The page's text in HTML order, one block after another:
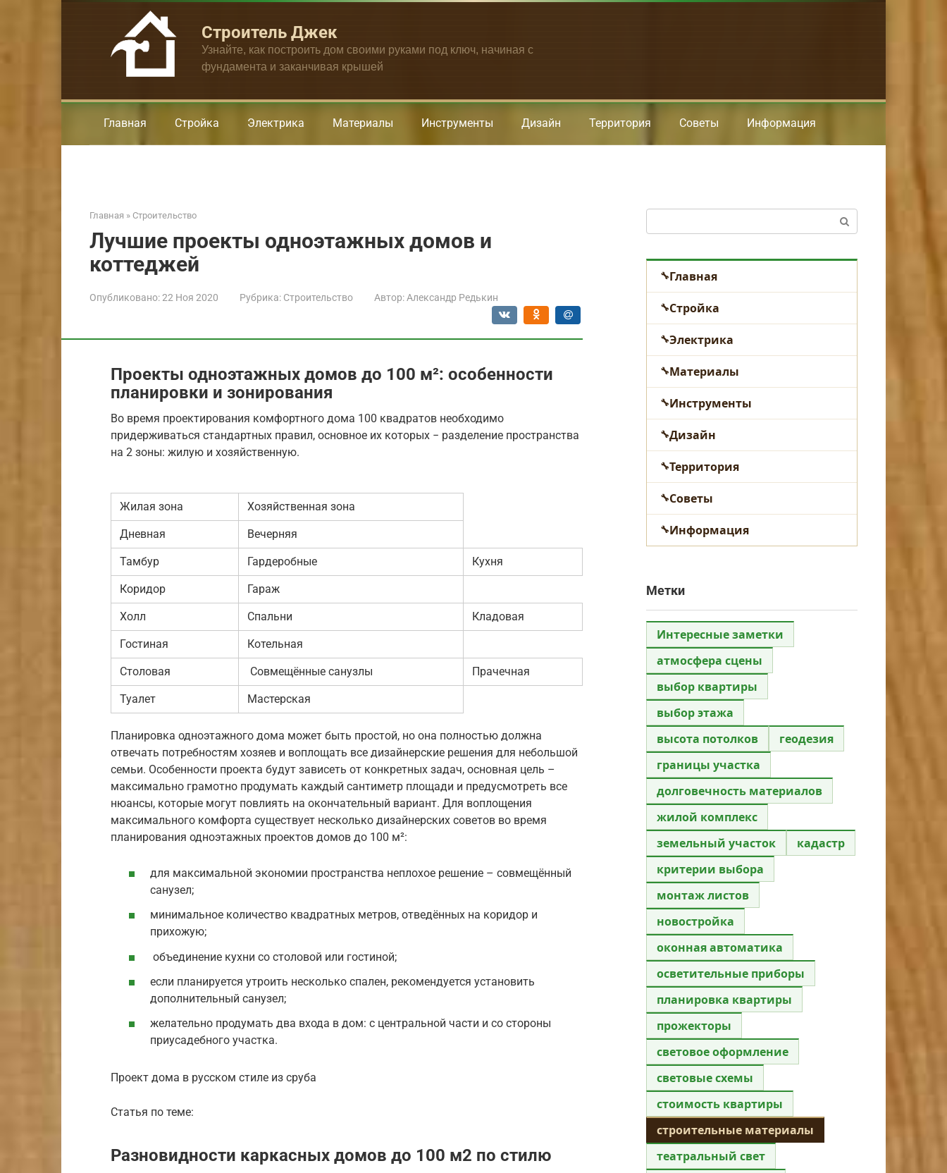
Строитель Джек
Узнайте, как построить дом своими руками под ключ, начиная с
фундамента и заканчивая крышей
Главная Стройка Электрика Материалы Инструменты Дизайн Территория Советы Информация
Главная » Строительство
Лучшие проекты одноэтажных домов и
коттеджей
Опубликовано:22 Ноя 2020 Рубрика: Строительство Автор: Александр Редькин
Проекты одноэтажных домов до 100 м²: особенности
планировки и зонирования
Во время проектирования комфортного дома 100 квадратов необходимо
придерживаться стандартных правил, основное их которых − разделение пространства
на 2 зоны: жилую и хозяйственную.
Жилая зона Хозяйственная зона
Дневная Вечерняя
Тамбур Гардеробные Кухня
Коридор Гараж
Холл Спальни Кладовая
Гостиная Котельная
Столовая Совмещённые санузлы Прачечная
Туалет Мастерская
Планировка одноэтажного дома может быть простой, но она полностью должна
отвечать потребностям хозяев и воплощать все дизайнерские решения для небольшой
семьи. Особенности проекта будут зависеть от конкретных задач, основная цель –
максимально грамотно продумать каждый сантиметр площади и предусмотреть все
нюансы, которые могут повлиять на окончательный вариант. Для воплощения
максимального комфорта существует несколько дизайнерских советов во время
планирования одноэтажных проектов домов до 100 м²:
для максимальной экономии пространства неплохое решение – совмещённый
санузел;
минимальное количество квадратных метров, отведённых на коридор и
прихожую;
объединение кухни со столовой или гостиной;
если планируется утроить несколько спален, рекомендуется установить
дополнительный санузел;
желательно продумать два входа в дом: с центральной части и со стороны
приусадебного участка.
Проект дома в русском стиле из сруба
Статья по теме:
Разновидности каркасных домов до 100 м2 по стилю
Главная
Стройка
Электрика
Материалы
Инструменты
Дизайн
Территория
Советы
Информация
Метки
Интересные заметки
атмосфера сцены
выбор квартиры
выбор этажа
высота потолков
геодезия
границы участка
долговечность материалов
жилой комплекс
земельный участок
кадастр
критерии выбора
монтаж листов
новостройка
оконная автоматика
осветительные приборы
планировка квартиры
прожекторы
световое оформление
световые схемы
стоимость квартиры
строительные материалы
театральный свет